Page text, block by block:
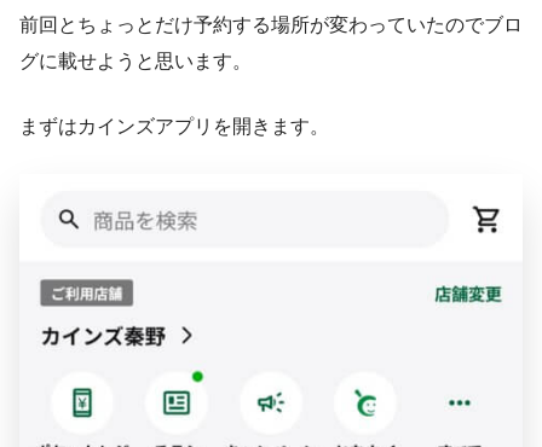
前回とちょっとだけ予約する場所が変わっていたのでブロ
グに載せようと思います。
まずはカインズアプリを開きます。